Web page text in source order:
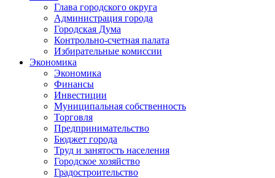
Глава городского округа
Администрация города
Городская Дума
Контрольно-счетная палата
Избирательные комиссии
Экономика
Экономика
Финансы
Инвестиции
Муниципальная собственность
Торговля
Предпринимательство
Бюджет города
Труд и занятость населения
Городское хозяйство
Градостроительство